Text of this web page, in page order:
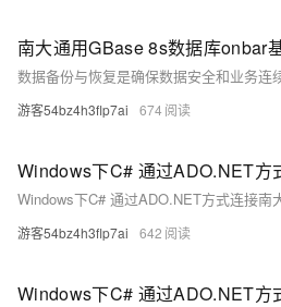
南大通用GBase 8s数据库onbar
游客54bz4h3flp7ai 674
Windows下C# 通过ADO.NET方式连接南
游客54bz4h3flp7ai 642